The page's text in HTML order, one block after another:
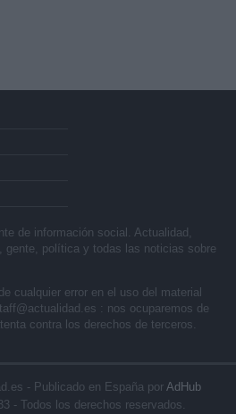
de información social. Actualidad,
gente, política y todas las noticias sobre
cualquier error en el uso del material
: nos ocuparemos de
contra los derechos de terceros.
- Publicado en España por AdHub
- Todos los derechos reservados.